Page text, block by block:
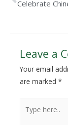
Leave a
Your email
are marked *